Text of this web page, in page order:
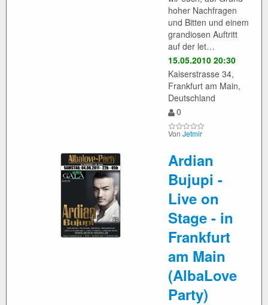
hoher Nachfragen
und Bitten und einem
grandiosen Auftritt
auf der let…
15.05.2010 20:30
Kaiserstrasse 34,
Frankfurt am Main,
Deutschland
0
Von Jetmir
Ardian
Bujupi -
Live on
Stage - in
Frankfurt
am Main
(AlbaLove
Party)